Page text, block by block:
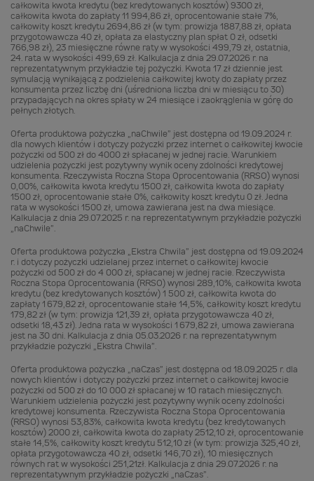
całkowita kwota kredytu (bez kredytowanych kosztów) 9300 zł,
całkowita kwota do zapłaty 11 994,86 zł, oprocentowanie stałe 7%,
całkowity koszt kredytu 2694,86 zł (w tym: prowizja 1887,88 zł, opłata
przygotowawcza 40 zł, opłata za elastyczny plan spłat 0 zł, odsetki
766,98 zł), 23 miesięczne równe raty w wysokości 499,79 zł, ostatnia,
24. rata w wysokości 499,69 zł. Kalkulacja z dnia 29.07.2026 r. na
reprezentatywnym przykładzie tej pożyczki. Kwota 17 zł dziennie jest
symulacją wynikającą z podzielenia całkowitej kwoty do zapłaty przez
konsumenta przez liczbę dni (uśredniona liczba dni w miesiącu to 30)
przypadających na okres spłaty w 24 miesiące i zaokrąglenia w górę do
pełnych złotych.
Oferta produktowa pożyczka „naChwile” jest dostępna od 19.09.2024 r.
dla nowych klientów i dotyczy pożyczki przez internet o całkowitej kwocie
pożyczki od 500 zł do 4000 zł spłacanej w jednej racie. Warunkiem
udzielenia pożyczki jest pozytywny wynik oceny zdolności kredytowej
konsumenta. Rzeczywista Roczna Stopa Oprocentowania (RRSO) wynosi
0,00%, całkowita kwota kredytu 1500 zł, całkowita kwota do zapłaty
1500 zł, oprocentowanie stałe 0%, całkowity koszt kredytu 0 zł. Jedna
rata w wysokości 1500 zł, umowa zawierana jest na dwa miesiące.
Kalkulacja z dnia 29.07.2025 r. na reprezentatywnym przykładzie pożyczki
„naChwile”.
Oferta produktowa pożyczka „Ekstra Chwila” jest dostępna od 19.09.2024
r. i dotyczy pożyczki udzielanej przez internet o całkowitej kwocie
pożyczki od 500 zł do 4 000 zł, spłacanej w jednej racie. Rzeczywista
Roczna Stopa Oprocentowania (RRSO) wynosi 289,10%, całkowita kwota
kredytu (bez kredytowanych kosztów) 1 500 zł, całkowita kwota do
zapłaty 1 679,82 zł, oprocentowanie stałe 14,5%, całkowity koszt kredytu
179,82 zł (w tym: prowizja 121,39 zł, opłata przygotowawcza 40 zł,
odsetki 18,43 zł). Jedna rata w wysokości 1 679,82 zł, umowa zawierana
jest na 30 dni. Kalkulacja z dnia 05.03.2026 r. na reprezentatywnym
przykładzie pożyczki „Ekstra Chwila”.
Oferta produktowa pożyczka „naCzas” jest dostępna od 18.09.2025 r. dla
nowych klientów i dotyczy pożyczki przez internet o całkowitej kwocie
pożyczki od 500 zł do 10 000 zł spłacanej w 10 ratach miesięcznych.
Warunkiem udzielenia pożyczki jest pozytywny wynik oceny zdolności
kredytowej konsumenta. Rzeczywista Roczna Stopa Oprocentowania
(RRSO) wynosi 53,83%, całkowita kwota kredytu (bez kredytowanych
kosztów) 2000 zł, całkowita kwota do zapłaty 2512,10 zł, oprocentowanie
stałe 14,5%, całkowity koszt kredytu 512,10 zł (w tym: prowizja 325,40 zł,
opłata przygotowawcza 40 zł, odsetki 146,70 zł), 10 miesięcznych
równych rat w wysokości 251,21zł. Kalkulacja z dnia 29.07.2026 r. na
reprezentatywnym przykładzie pożyczki „naCzas”.